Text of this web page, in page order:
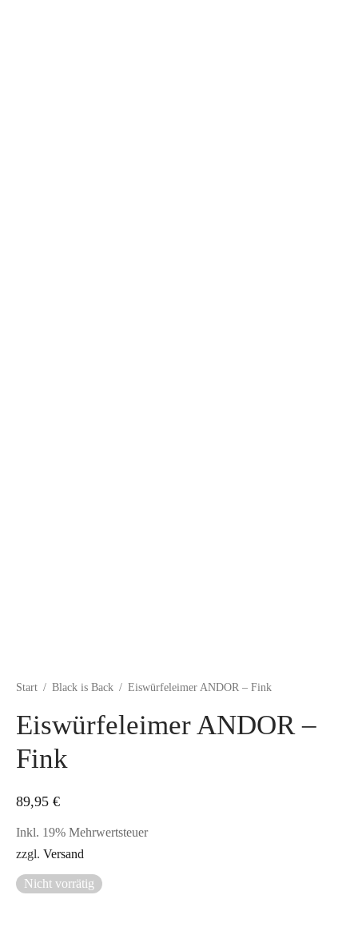
Start / Black is Back / Eiswürfeleimer ANDOR – Fink
Eiswürfeleimer ANDOR –
Fink
89,95 €
Inkl. 19% Mehrwertsteuer
zzgl. Versand
Nicht vorrätig